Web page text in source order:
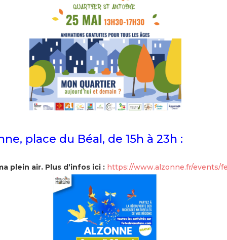
place du Béal, de 15h à 23h :
plein air. Plus d’infos ici : https://www.alzonne.fr/events/